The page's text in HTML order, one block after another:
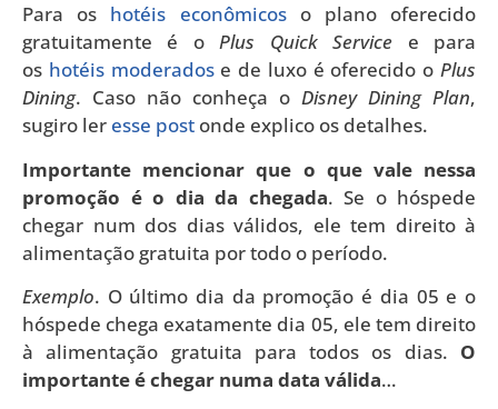
Para os hotéis econômicoso plano oferecido
gratuitamente é oPlus Quick Service e para
os hotéis moderadose de luxo é oferecido oPlus
Dining. Caso não conheça o Disney Dining Plan,
sugiro ler esse post onde explico os detalhes.
Importante mencionar que o que vale nessa
promoção é o dia da chegada. Se o hóspede
chegar num dos dias válidos, ele tem direito à
alimentação gratuita por todo o período.
Exemplo. O último dia da promoção é dia 05 e o
hóspede chega exatamente dia 05, ele tem direito
à alimentação gratuita para todos os dias. O
importante é chegar numa data válida…